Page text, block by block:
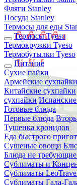
Фляги Stanley
Посуда Stanley
Термосы для еды
Термосы Tyeso
Термокружки Tyeso
Термобутылки Tyeso
Питание
Сухие пайки
Армейские сухпайки
Китайские сухпайки
сухпайки
Готовые блюда
Первые блюда
Тушенка кронидов
Еда быстрого
Сушеные овощи
Блюда не требующие
Сублиматы и
Сублиматы
Сублиматы Гала-